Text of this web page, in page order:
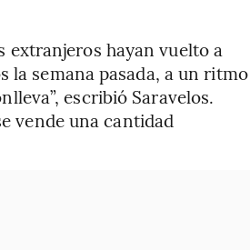
extranjeros hayan vuelto a
la semana pasada, a un ritmo
escribió Saravelos.
vende una cantidad